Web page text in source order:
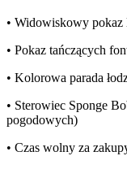
• Widowiskowy pokaz
• Pokaz tańczących
• Kolorowa parada
• Sterowiec Sponge
pogodowych)
• Czas wolny za